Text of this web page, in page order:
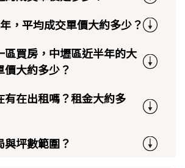
，平均成交單價大約多少？
區買房，中壢區近半年的大
大約多少？
有在出租嗎？租金大約多
坪數範圍？